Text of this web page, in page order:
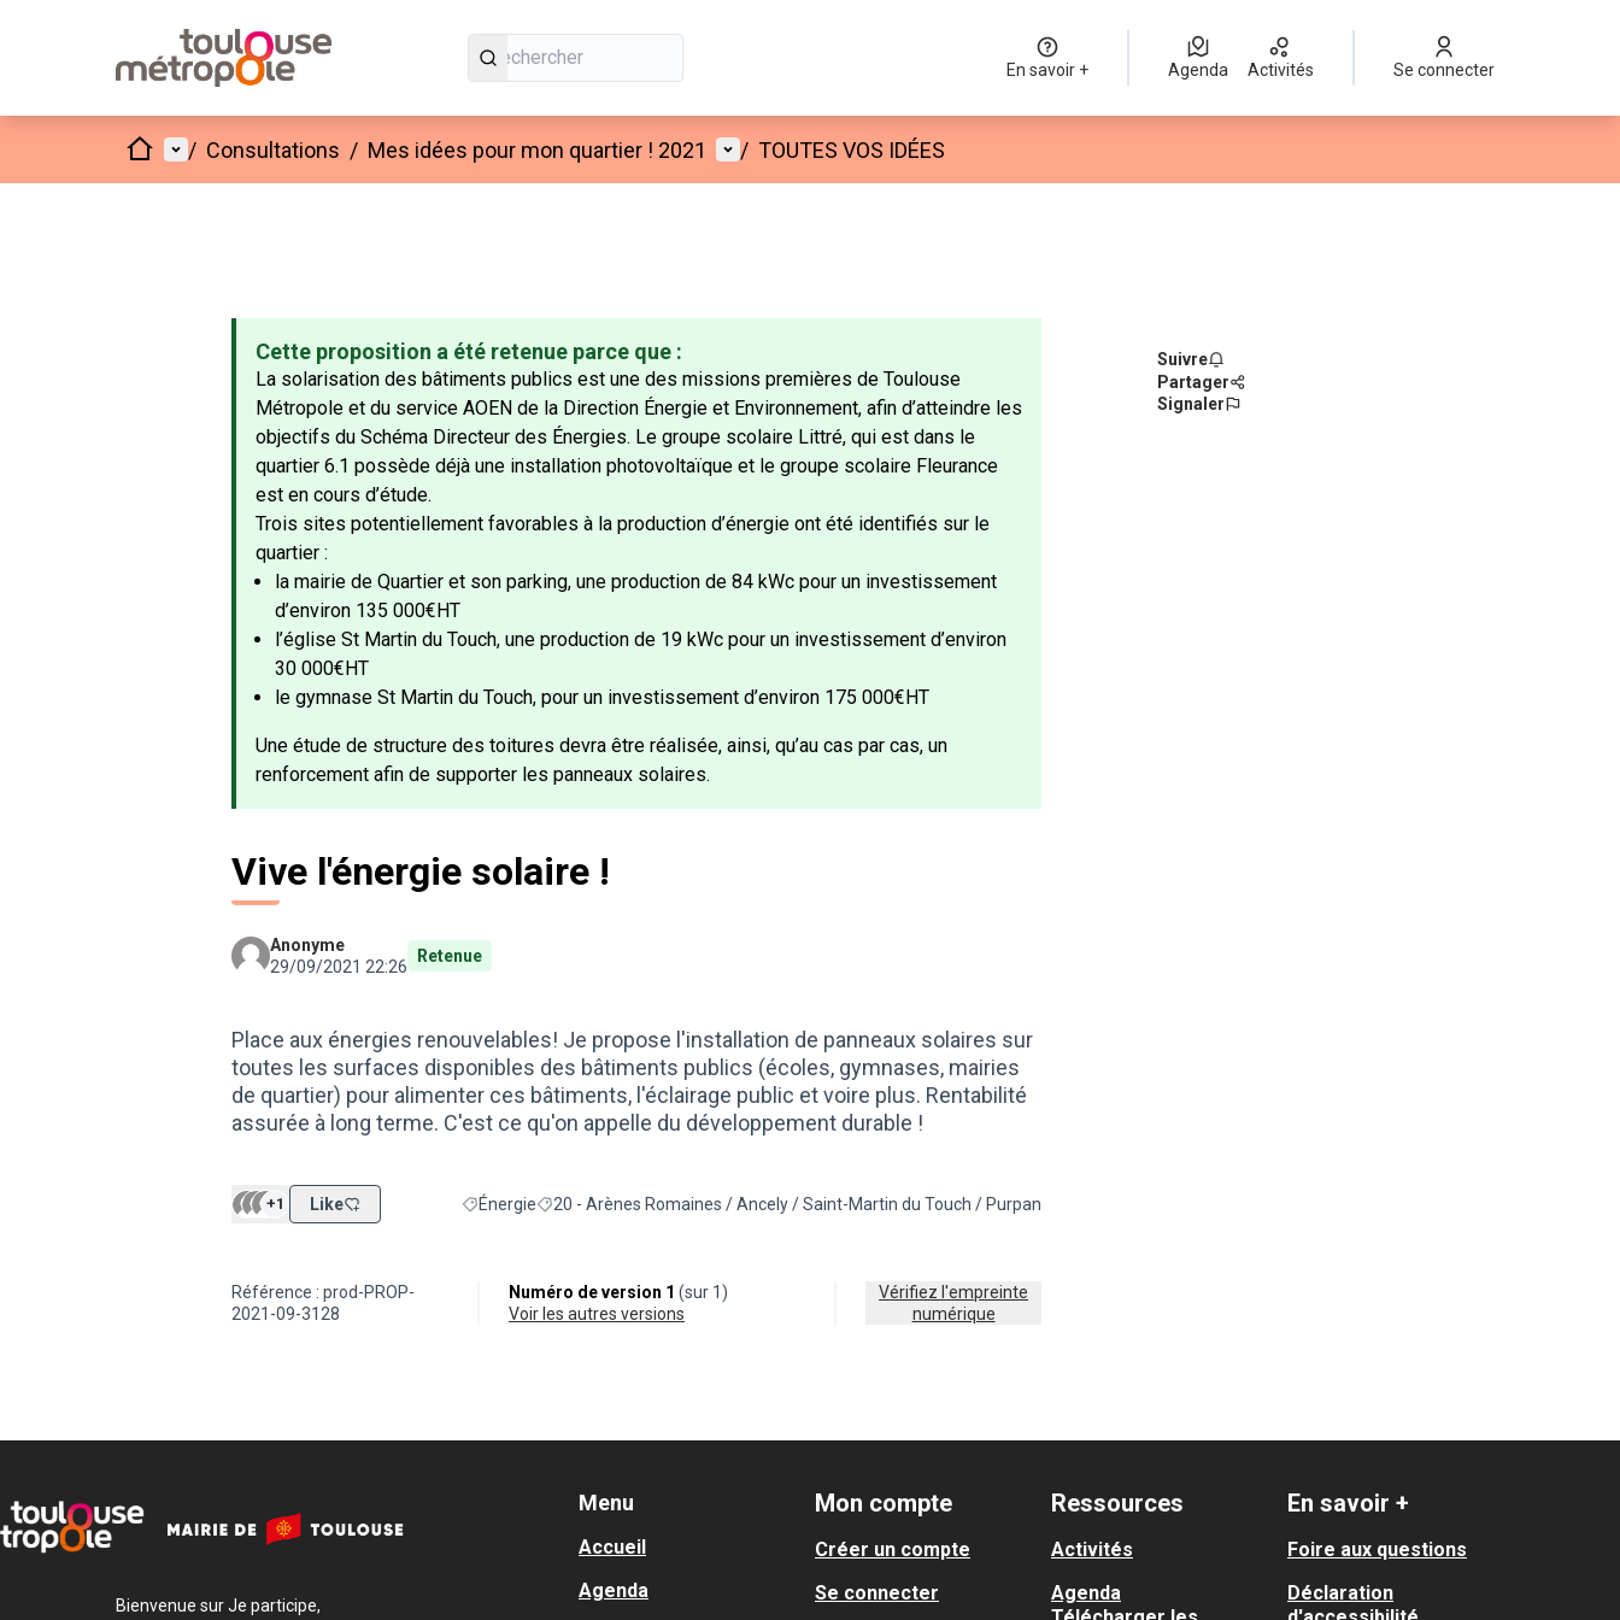
En savoir + Agenda Activités Se connecter
AccueilMenu principal
/ Consultations / Mes idées pour mon quartier ! 2021 Menu utilisateur
/ TOUTES VOS IDÉES
Cette proposition a été retenue parce que :
La solarisation des bâtiments publics est une des missions premières de Toulouse
Métropole et du service AOEN de la Direction Énergie et Environnement, afin d’atteindre les
objectifs du Schéma Directeur des Énergies. Le groupe scolaire Littré, qui est dans le
quartier 6.1 possède déjà une installation photovoltaïque et le groupe scolaire Fleurance
est en cours d’étude.
Trois sites potentiellement favorables à la production d’énergie ont été identifiés sur le
quartier :
la mairie de Quartier et son parking, une production de 84 kWc pour un investissement
d’environ 135 000€HT
l’église St Martin du Touch, une production de 19 kWc pour un investissement d’environ
30 000€HT
le gymnase St Martin du Touch, pour un investissement d’environ 175 000€HT
Une étude de structure des toitures devra être réalisée, ainsi, qu’au cas par cas, un
renforcement afin de supporter les panneaux solaires.
Vive l'énergie solaire !
Anonyme
29/09/2021 22:26
Retenue
Place aux énergies renouvelables! Je propose l'installation de panneaux solaires sur
toutes les surfaces disponibles des bâtiments publics (écoles, gymnases, mairies
de quartier) pour alimenter ces bâtiments, l'éclairage public et voire plus. Rentabilité
assurée à long terme. C'est ce qu'on appelle du développement durable !
+1 Like Filtrer les résultats de la catégorie : Énergie
ÉnergieFiltrer les résultats pour le secteur : 20 - Arènes Romaines / Ancely / Saint-Martin du Touch / Purpan
20 - Arènes Romaines / Ancely / Saint-Martin du Touch / Purpan
Suivre
Partager
Signaler
Référence : prod-PROP-
2021-09-3128
Numéro de version 1 (sur 1)
voir les autres versions
Vérifiez l'empreinte
numérique
Bienvenue sur Je participe,
Menu
Accueil
Agenda
Mon compte
Créer un compte
Se connecter
Ressources
Activités
Agenda
En savoir +
Foire aux questions
Déclaration